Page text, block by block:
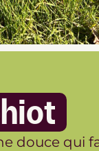
douce qui